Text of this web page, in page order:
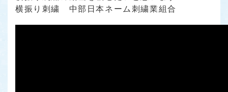
横振り刺繍 中部日本ネーム刺繍業組合